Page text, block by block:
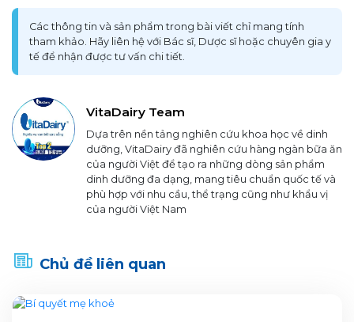
Các thông tin và sản phẩm trong bài viết chỉ mang tính
tham khảo. Hãy liên hệ với Bác sĩ, Dược sĩ hoặc chuyên gia y
tế để nhận được tư vấn chi tiết.
VitaDairy Team
Dựa trên nền tảng nghiên cứu khoa học về dinh
dưỡng, VitaDairy đã nghiên cứu hàng ngàn bữa ăn
của người Việt để tạo ra những dòng sản phẩm
dinh dưỡng đa dạng, mang tiêu chuẩn quốc tế và
phù hợp với nhu cầu, thể trạng cũng như khẩu vị
của người Việt Nam
Chủ đề liên quan